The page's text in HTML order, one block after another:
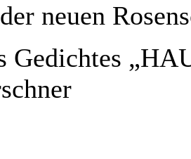
neuen
Gedichtes